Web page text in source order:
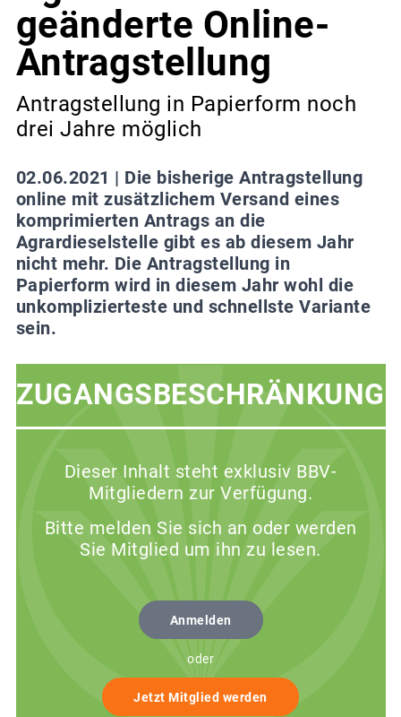
geänderte Online-
Antragstellung
Antragstellung in Papierform noch
drei Jahre möglich
02.06.2021 | Die bisherige Antragstellung
online mit zusätzlichem Versand eines
komprimierten Antrags an die
Agrardieselstelle gibt es ab diesem Jahr
nicht mehr. Die Antragstellung in
Papierform wird in diesem Jahr wohl die
unkomplizierteste und schnellste Variante
sein.
ZUGANGSBESCHRÄNKUNG
Dieser Inhalt steht exklusiv BBV-
Mitgliedern zur Verfügung.
Bitte melden Sie sich an oder werden
Sie Mitglied um ihn zu lesen.
Anmelden
oder
Jetzt Mitglied werden